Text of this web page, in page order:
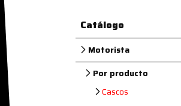
Catálogo
Motorista
Por producto
Cascos